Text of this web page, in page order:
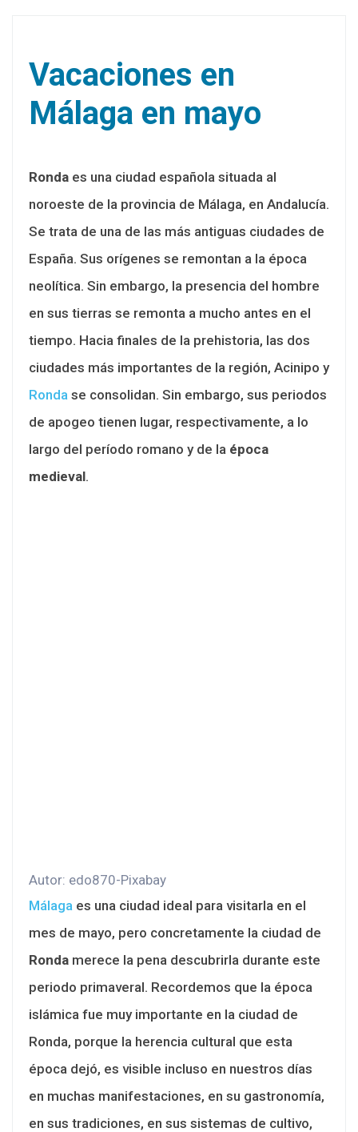
Vacaciones en
Málaga en mayo
Ronda es una ciudad española situada al
noroeste de la provincia de Málaga, en Andalucía.
Se trata de una de las más antiguas ciudades de
España. Sus orígenes se remontan a la época
neolítica. Sin embargo, la presencia del hombre
en sus tierras se remonta a mucho antes en el
tiempo. Hacia finales de la prehistoria, las dos
ciudades más importantes de la región, Acinipo y
Ronda se consolidan. Sin embargo, sus periodos
de apogeo tienen lugar, respectivamente, a lo
largo del período romano y de la época
medieval.
Autor: edo870-Pixabay
Málaga es una ciudad ideal para visitarla en el
mes de mayo, pero concretamente la ciudad de
Ronda merece la pena descubrirla durante este
periodo primaveral. Recordemos que la época
islámica fue muy importante en la ciudad de
Ronda, porque la herencia cultural que esta
época dejó, es visible incluso en nuestros días
en muchas manifestaciones, en su gastronomía,
en sus tradiciones, en sus sistemas de cultivo,